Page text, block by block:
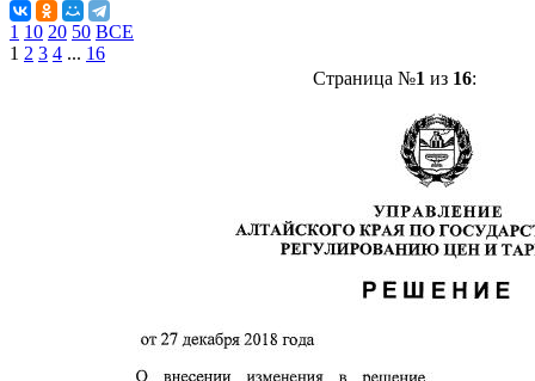
1 10 20 50 ВСЕ
1 2 3 4 ... 16
Страница №1 из 16: